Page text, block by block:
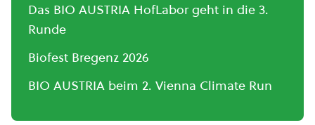
Das BIO AUSTRIA HofLabor geht in die 3.
Runde
Biofest Bregenz 2026
BIO AUSTRIA beim 2. Vienna Climate Run